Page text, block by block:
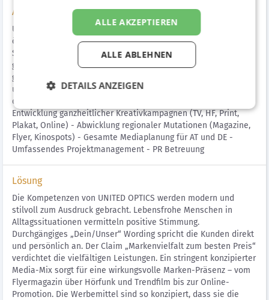
Aufgabenstellung
UNITED OPTICS ist ein Zusammenschluss führender
österreichischer und deutscher Fachoptiker, die als Fach- und
Stilexperten ihren Kunden die perfekte, individuelle Sehlösung
garantieren. Die 1993 gegründete Dachmarke steht für die
gelungene Symbiose von höchsten internationalen Standards
und regionaler persönlicher Betreuung. Die Aufgabenbereiche
der Agentur: - Umsetzung der Markenpositionierung -
Entwicklung ganzheitlicher Kreativkampagnen (TV, HF, Print,
Plakat, Online) - Abwicklung regionaler Mutationen (Magazine,
Flyer, Kinospots) - Gesamte Mediaplanung für AT und DE -
Umfassendes Projektmanagement - PR Betreuung
Lösung
Die Kompetenzen von UNITED OPTICS werden modern und
stilvoll zum Ausdruck gebracht. Lebensfrohe Menschen in
Alltagssituationen vermitteln positive Stimmung.
Durchgängiges „Dein/Unser“ Wording spricht die Kunden direkt
und persönlich an. Der Claim „Markenvielfalt zum besten Preis“
verdichtet die vielfältigen Leistungen. Ein stringent konzipierter
Media-Mix sorgt für eine wirkungsvolle Marken-Präsenz – vom
Flyermagazin über Hörfunk und Trendfilm bis zur Online-
Promotion. Die Werbemittel sind so konzipiert, dass sie die
ALLE AKZEPTIEREN
ALLE ABLEHNEN
DETAILS ANZEIGEN